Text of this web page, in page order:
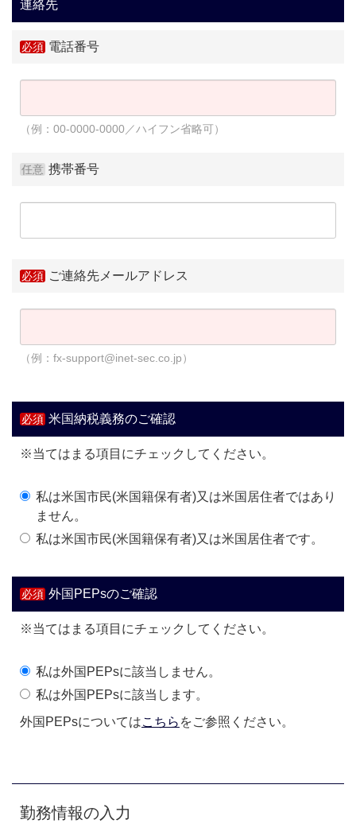
連絡先
電話番号
（例：00-0000-0000／ハイフン省略可）
携帯番号
ご連絡先メールアドレス
（例：fx-support@inet-sec.co.jp）
米国納税義務のご確認
※当てはまる項目にチェックしてください。
私は米国市民(米国籍保有者)又は米国居住者ではあり
ません。
私は米国市民(米国籍保有者)又は米国居住者です。
外国PEPsのご確認
※当てはまる項目にチェックしてください。
私は外国PEPsに該当しません。
私は外国PEPsに該当します。
外国PEPsについてはこちら をご参照ください。
勤務情報の入力